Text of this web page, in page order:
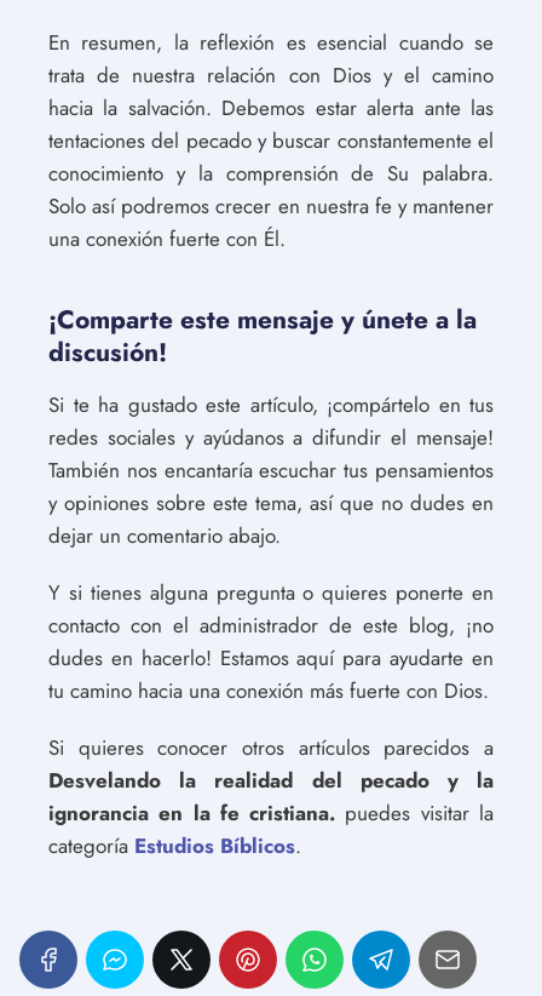
En resumen, la reflexión es esencial cuando se
trata de nuestra relación con Dios y el camino
hacia la salvación. Debemos estar alerta ante las
tentaciones del pecado y buscar constantemente el
conocimiento y la comprensión de Su palabra.
Solo así podremos crecer en nuestra fe y mantener
una conexión fuerte con Él.
¡Comparte este mensaje y únete a la
discusión!
Si te ha gustado este artículo, ¡compártelo en tus
redes sociales y ayúdanos a difundir el mensaje!
También nos encantaría escuchar tus pensamientos
y opiniones sobre este tema, así que no dudes en
dejar un comentario abajo.
Y si tienes alguna pregunta o quieres ponerte en
contacto con el administrador de este blog, ¡no
dudes en hacerlo! Estamos aquí para ayudarte en
tu camino hacia una conexión más fuerte con Dios.
Si quieres conocer otros artículos parecidos a
Desvelando la realidad del pecado y la
ignorancia en la fe cristiana. puedes visitar la
categoría Estudios Bíblicos.